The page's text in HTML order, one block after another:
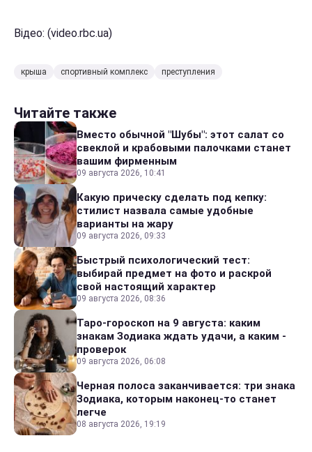
Відео: (video.rbc.ua)
крыша спортивный комплекс преступления
Читайте также
Вместо обычной "Шубы": этот салат со
свеклой и крабовыми палочками станет
вашим фирменным
09 августа 2026, 10:41
Какую прическу сделать под кепку:
стилист назвала самые удобные
варианты на жару
09 августа 2026, 09:33
Быстрый психологический тест:
выбирай предмет на фото и раскрой
свой настоящий характер
09 августа 2026, 08:36
Таро-гороскоп на 9 августа: каким
знакам Зодиака ждать удачи, а каким -
проверок
09 августа 2026, 06:08
Черная полоса заканчивается: три знака
Зодиака, которым наконец-то станет
легче
08 августа 2026, 19:19